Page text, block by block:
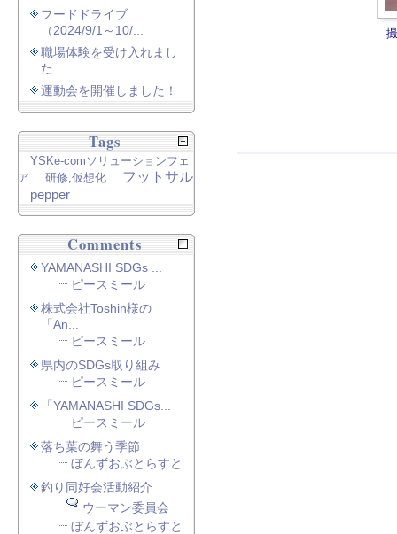
フードドライブ
（2024/9/1～10/...
職場体験を受け入れまし
た
運動会を開催しました！
Tags
YSKe-comソリューションフェ
ア
研修,仮想化
フットサル
pepper
Comments
YAMANASHI SDGs ...
ピースミール
株式会社Toshin様の
「An...
ピースミール
県内のSDGs取り組み
ピースミール
「YAMANASHI SDGs...
ピースミール
落ち葉の舞う季節
ぼんずおぶとらすと
釣り同好会活動紹介
ウーマン委員会
ぼんずおぶとらすと